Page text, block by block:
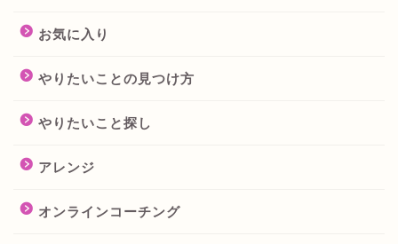
お気に入り
やりたいことの見つけ方
やりたいこと探し
アレンジ
オンラインコーチング